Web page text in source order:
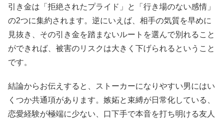
引き金は「拒絶されたプライド」と「行き場のない感情」
の2つに集約されます。逆にいえば、相手の気質を早めに
見抜き、その引き金を踏まないルートを選んで別れること
ができれば、被害のリスクは大きく下げられるということ
です。
結論からお伝えすると、ストーカーになりやすい男にはい
くつか共通項があります。嫉妬と束縛が日常化している、
恋愛経験が極端に少ない、口下手で本音を打ち明ける友人